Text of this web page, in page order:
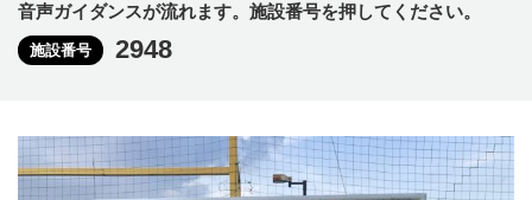
音声ガイダンスが流れます。施設番号を押してください。
施設番号 2948